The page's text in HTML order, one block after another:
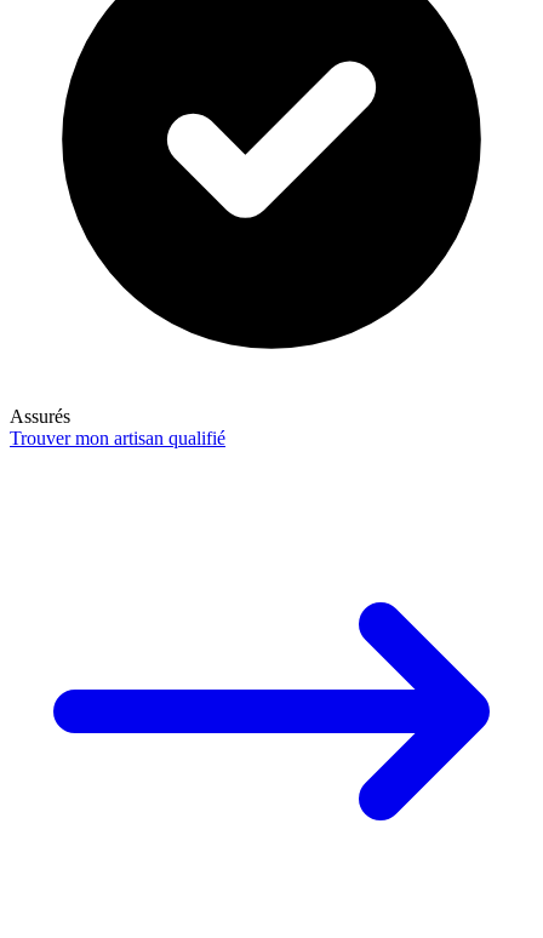
Assurés
Trouver mon artisan qualifié